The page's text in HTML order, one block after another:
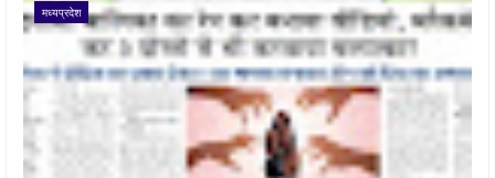
मध्यप्रदेश